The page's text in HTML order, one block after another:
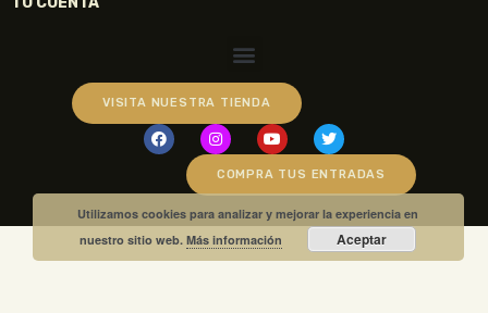
VISITA NUESTRA TIENDA
COMPRA TUS ENTRADAS
Utilizamos cookies para analizar y mejorar la experiencia en
nuestro sitio web.Más información Aceptar